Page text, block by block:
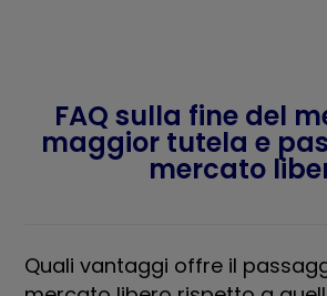
FAQ sulla fine del
maggior tutela e
mercato
Quali vantaggi offre il